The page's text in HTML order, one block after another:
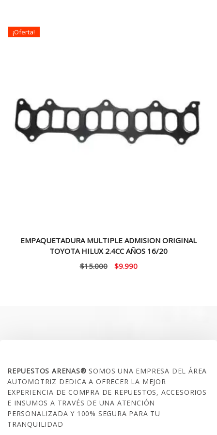
¡Oferta!
EMPAQUETADURA MULTIPLE ADMISION ORIGINAL
TOYOTA HILUX 2.4CC AÑOS 16/20
$15.000
El
$9.990El
REPUESTOS ARENAS®SOMOS UNA EMPRESA DEL ÁREA
AUTOMOTRIZ DEDICA A OFRECER LA MEJOR
EXPERIENCIA DE COMPRA DE REPUESTOS, ACCESORIOS
E INSUMOS A TRAVÉS DE UNA ATENCIÓN
PERSONALIZADA Y 100% SEGURA PARA TU
TRANQUILIDAD